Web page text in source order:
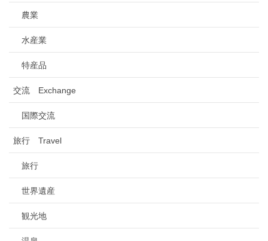
農業
水産業
特産品
交流 Exchange
国際交流
旅行 Travel
旅行
世界遺産
観光地